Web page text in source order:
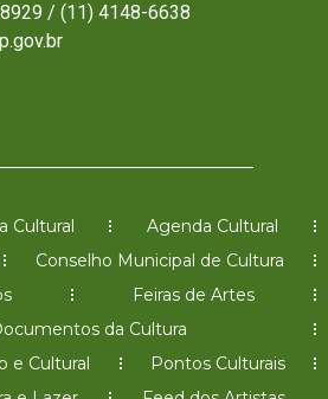
/ (11) 4148-6638
Cultural
Agenda Cultural
Conselho Municipal de Cultura
Feiras de Artes
da Cultura
e Cultural
Pontos Culturais